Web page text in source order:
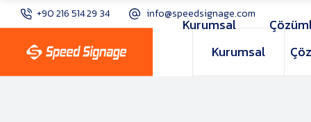
+90 216 514 29 34 info@speedsignage.com
Kurumsal
Kurumsal